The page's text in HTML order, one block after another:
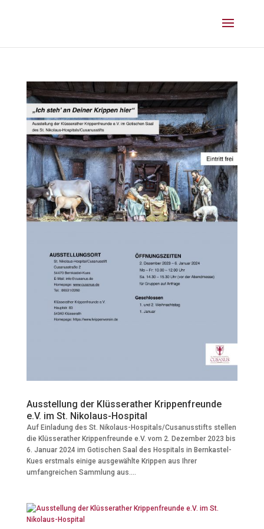
Ausstellung der Klüsserather Krippenfreunde
e.V. im St. Nikolaus-Hospital
Auf Einladung des St. Nikolaus-Hospitals/Cusanusstifts stellen
die Klüsserather Krippenfreunde e.V. vom 2. Dezember 2023 bis
6. Januar 2024 im Gotischen Saal des Hospitals in Bernkastel-
Kues erstmals einige ausgewählte Krippen aus Ihrer
umfangreichen Sammlung aus....